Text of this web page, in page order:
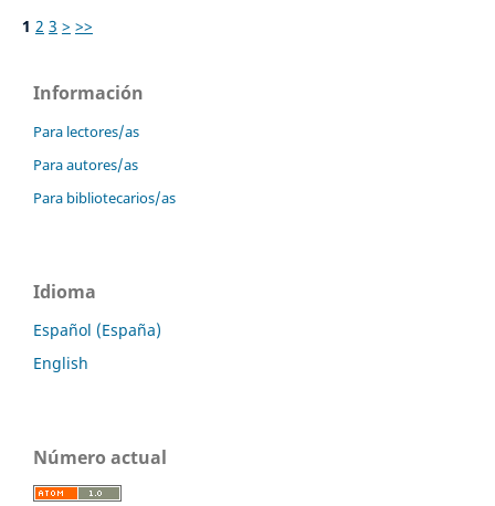
1 2 3 > >>
Información
Para lectores/as
Para autores/as
Para bibliotecarios/as
Idioma
Español (España)
English
Número actual